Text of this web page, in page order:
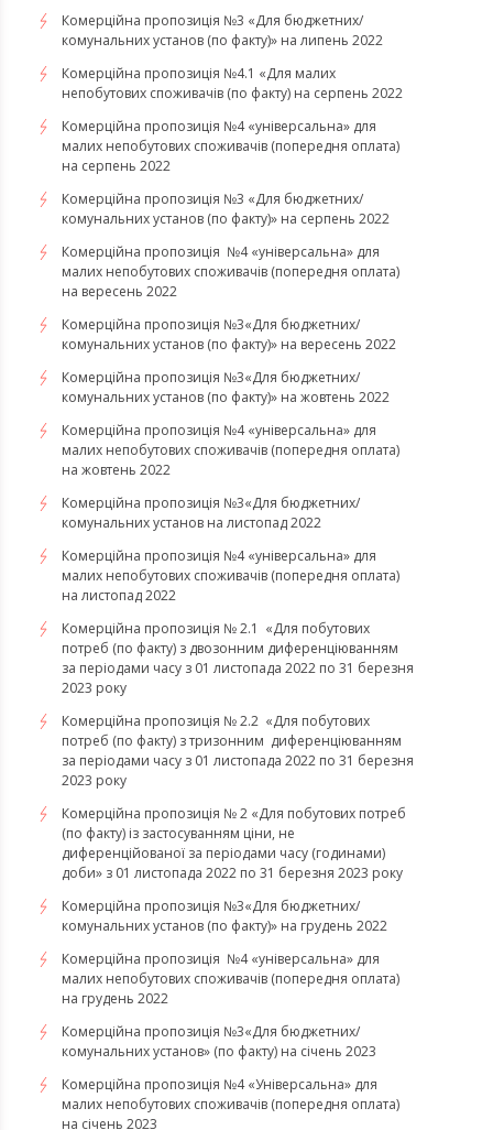
Комерційна пропозиція №3 «Для бюджетних/
комунальних установ (по факту)» на липень 2022
Комерційна пропозиція №4.1 «Для малих
непобутових споживачів (по факту) на серпень 2022
Комерційна пропозиція №4 «універсальна» для
малих непобутових споживачів (попередня оплата)
на серпень 2022
Комерційна пропозиція №3 «Для бюджетних/
комунальних установ (по факту)» на серпень 2022
Комерційна пропозиція №4 «універсальна» для
малих непобутових споживачів (попередня оплата)
на вересень 2022
Комерційна пропозиція №3«Для бюджетних/
комунальних установ (по факту)» на вересень 2022
Комерційна пропозиція №3«Для бюджетних/
комунальних установ (по факту)» на жовтень 2022
Комерційна пропозиція №4 «універсальна» для
малих непобутових споживачів (попередня оплата)
на жовтень 2022
Комерційна пропозиція №3«Для бюджетних/
комунальних установ на листопад 2022
Комерційна пропозиція №4 «універсальна» для
малих непобутових споживачів (попередня оплата)
на листопад 2022
Комерційна пропозиція № 2.1 «Для побутових
потреб (по факту) з двозонним диференціюванням
за періодами часу з 01 листопада 2022 по 31 березня
2023 року
Комерційна пропозиція № 2.2 «Для побутових
потреб (по факту) з тризонним диференціюванням
за періодами часу з 01 листопада 2022 по 31 березня
2023 року
Комерційна пропозиція № 2 «Для побутових потреб
(по факту) із застосуванням ціни, не
диференційованої за періодами часу (годинами)
доби» з 01 листопада 2022 по 31 березня 2023 року
Комерційна пропозиція №3«Для бюджетних/
комунальних установ (по факту)» на грудень 2022
Комерційна пропозиція №4 «універсальна» для
малих непобутових споживачів (попередня оплата)
на грудень 2022
​​​​​​​Комерційна пропозиція №3«Для бюджетних/
комунальних установ» (по факту) на січень 2023
​​​​​​​Комерційна пропозиція №4 «Універсальна» для
малих непобутових споживачів (попередня оплата)
на січень 2023